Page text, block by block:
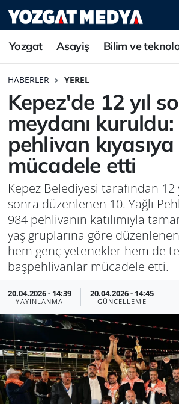
Yozgat Asayiş Bilim ve
HABERLER YEREL
Kepez'de 12 yıl
meydanı
pehlivan kıyasıya
mücadele etti
Kepez Belediyesi tarafından 12
sonra düzenlenen 10. Yağlı
984 pehlivanın katılımıyla
yaş gruplarına göre
hem genç yetenekler hem de
başpehlivanlar mücadele etti.
20.04.2026 - 14:39
YAYINLANMA
20.04.2026 - 14:45
GÜNCELLEME